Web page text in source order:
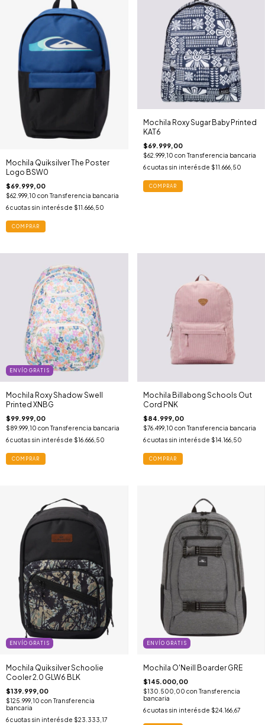
Mochila Quiksilver The Poster
Logo BSW0
$69.999,00
$62.999,10 con Transferencia bancaria
6cuotas sin interés de $11.666,50
COMPRAR
Mochila Roxy Sugar Baby Printed
KAT6
$69.999,00
$62.999,10 con Transferencia bancaria
6 cuotas sin interés de $11.666,50
COMPRAR
ENVÍO GRATIS
Mochila Roxy Shadow Swell
Printed XNBG
$99.999,00
$89.999,10 con Transferencia bancaria
6cuotas sin interés de $16.666,50
COMPRAR
Mochila Billabong Schools Out
Cord PNK
$84.999,00
$76.499,10 con Transferencia bancaria
6 cuotas sin interés de $14.166,50
COMPRAR
ENVÍO GRATIS
Mochila Quiksilver Schoolie
Cooler 2.0 GLW6 BLK
$139.999,00
$125.999,10 con Transferencia
bancaria
6cuotas sin interés de $23.333,17
ENVÍO GRATIS
Mochila O'Neill Boarder GRE
$145.000,00
$130.500,00 con Transferencia
bancaria
6 cuotas sin interés de $24.166,67